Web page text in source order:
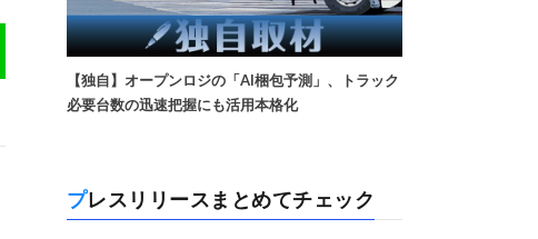
【独自】オープンロジの「AI梱包予測」、トラック
必要台数の迅速把握にも活用本格化
プレスリリースまとめてチェック